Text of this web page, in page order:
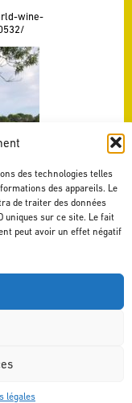
des technologies telles
des appareils. Le
de traiter des données
uniques sur ce site. Le fait
peut avoir un effet négatif
légales
wine-